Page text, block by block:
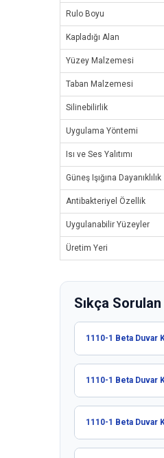
Rulo Boyu
Kapladığı Alan
Yüzey Malzemesi
Taban Malzemesi
Silinebilirlik
Uygulama Yöntemi
Isı ve Ses Yalıtımı
Güneş Işığına Dayanıklılık
Antibakteriyel Özellik
Uygulanabilir Yüzeyler
Üretim Yeri
Sıkça
1110-1 Beta Duvar
1110-1 Beta Duvar
1110-1 Beta Duvar